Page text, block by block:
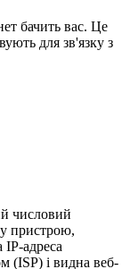
бачить вас. Це
для зв'язку з
числовий
пристрою,
адреса
(ISP) і видна веб-